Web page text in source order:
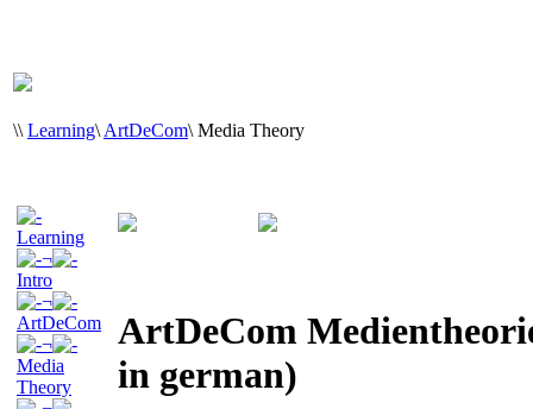
\\ Learning\ ArtDeCom\ Media Theory
Learning
¬
Intro
¬
ArtDeCom
¬
Media
Theory
ArtDeCom
in german)